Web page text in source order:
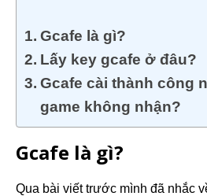
Gcafe là gì?
Lấy key gcafe ở đâu?
Gcafe cài thành công
game không nhận?
Gcafe là gì?
Qua bài viết trước mình đã nhắc